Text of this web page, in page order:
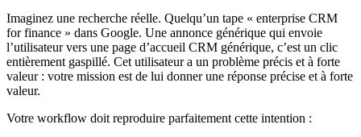
Imaginez une recherche réelle. Quelqu’un tape « enterprise CRM
for finance » dans Google. Une annonce générique qui envoie
l’utilisateur vers une page d’accueil CRM générique, c’est un clic
entièrement gaspillé. Cet utilisateur a un problème précis et à forte
valeur : votre mission est de lui donner une réponse précise et à forte
valeur.
Votre workflow doit reproduire parfaitement cette intention :